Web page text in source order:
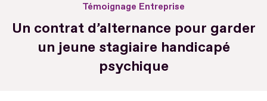
Témoignage Entreprise
Un contrat d’alternance pour garder
un jeune stagiaire handicapé
psychique